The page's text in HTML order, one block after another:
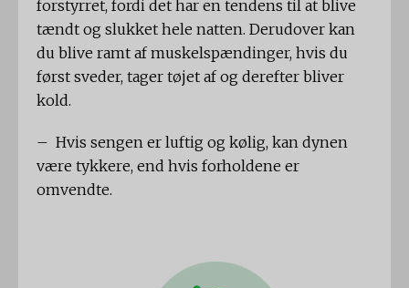
forstyrret, fordi det har en tendens til at blive
tændt og slukket hele natten. Derudover kan
du blive ramt af muskelspændinger, hvis du
først sveder, tager tøjet af og derefter bliver
kold.
– Hvis sengen er luftig og kølig, kan dynen
være tykkere, end hvis forholdene er
omvendte.